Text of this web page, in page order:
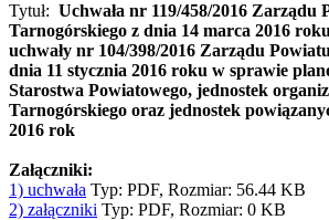
Tytuł: Uchwała nr 119/458/2016 Zarządu
Tarnogórskiego z dnia 14 marca 2016
uchwały nr 104/398/2016 Zarządu
dnia 11 stycznia 2016 roku w sprawie
Starostwa Powiatowego, jednostek
Tarnogórskiego oraz jednostek
2016 rok
Załączniki:
1) uchwała Typ: PDF, Rozmiar: 56.44 KB
2) załączniki Typ: PDF, Rozmiar: 0 KB